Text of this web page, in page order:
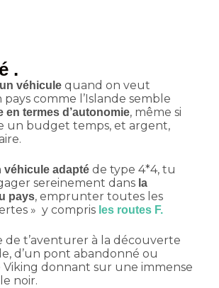
.
véhiculequand on veut
comme l’Islande semble
en termes d’autonomie, même si
un budget temps, et argent,
véhicule adaptéde type 4*4, tu
sereinement dansla
pays, emprunter toutes les
» y compris les routes F.
de t’aventurer à la découverte
d’un pont abandonné ou
donnant sur une immense
noir.